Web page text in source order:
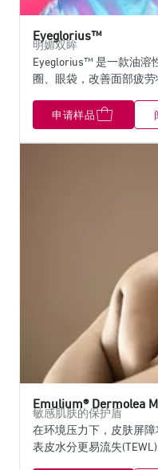
Eyeglorius™
明媚双眸
Eyeglorius™ 是一款油溶
圈、眼袋，改善面部疲劳
时改善黑眼圈和眼袋。
的血管渗透性增加，正如
样，它可以防止眼下区
申请样品
Emulium® Dermolea
敏感肌肤的保护盾
在环境压力下，皮肤屏
表皮水分更易流失